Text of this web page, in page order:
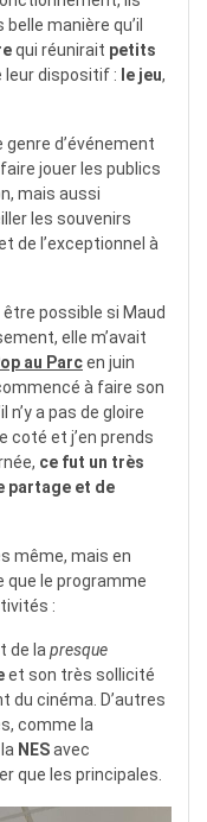
manière qu’il
qui réunirait petits
leur dispositif : le jeu,
genre d’événement
jouer les publics
mais aussi
les souvenirs
de l’exceptionnel à
possible si Maud
elle m’avait
au Parcen juin
à faire son
a pas de gloire
coté et j’en prends
ce fut un très
partage et de
même, mais en
que le programme
:
de la presque
et son très sollicité
du cinéma. D’autres
comme la
NESavec
que les principales.